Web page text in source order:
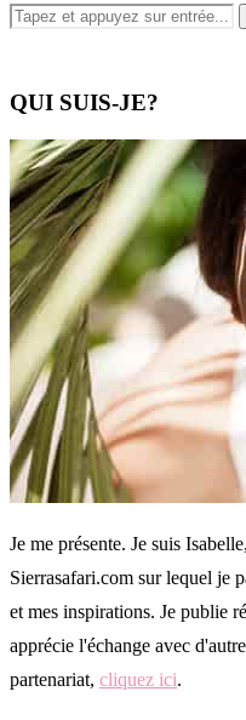
QUI SUIS-JE?
Je me présente. Je suis
Sierrasafari.com sur lequel je
et mes inspirations. Je publie
apprécie l'échange avec
partenariat, cliquez ici.